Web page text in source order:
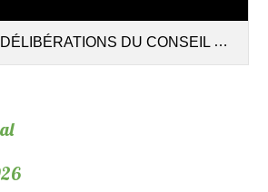
DU CONSEIL MUNICIPAL DU 10 MARS 2026.pdf